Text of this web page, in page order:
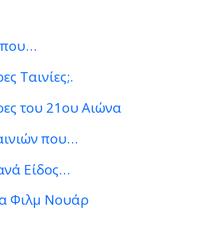
που…
Ταινίες;.
του 21ου Αιώνα
που…
Είδος…
Φιλμ Νουάρ